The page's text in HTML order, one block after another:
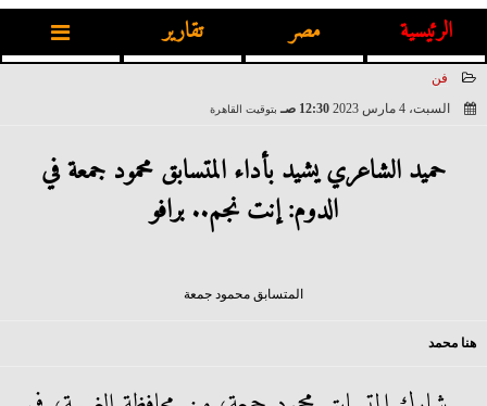
الرئيسية مصر تقارير
فن
السبت، 4 مارس 2023
12:30 صـ بتوقيت القاهرة
حميد الشاعري يشيد بأداء المتسابق محمود جمعة في
الدوم: إنت نجم.. برافو
المتسابق محمود جمعة
هنا محمد